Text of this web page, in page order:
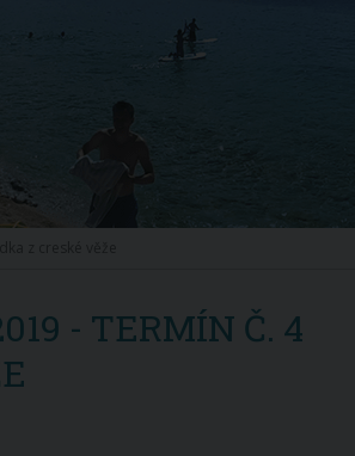
- TERMÍN Č. 4